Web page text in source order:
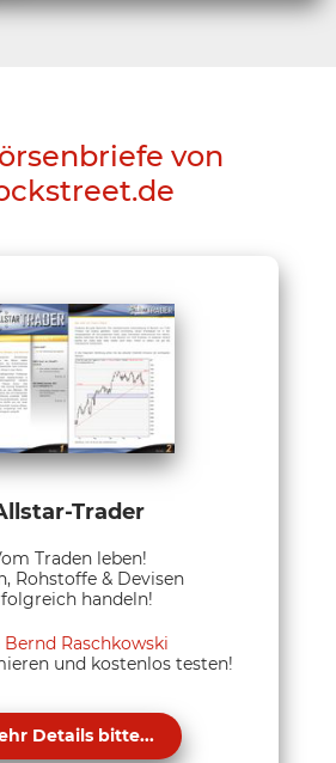
von
Trader
Traden leben!
Rohstoffe & Devisen
handeln!
Bernd Raschkowski
und kostenlos testen!
Details bitte...